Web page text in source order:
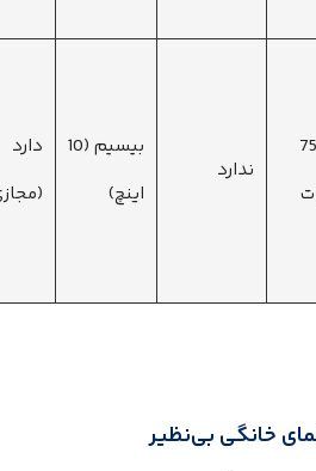
بیسیم (10
دارد
(مجازی)
بی‌نظیر